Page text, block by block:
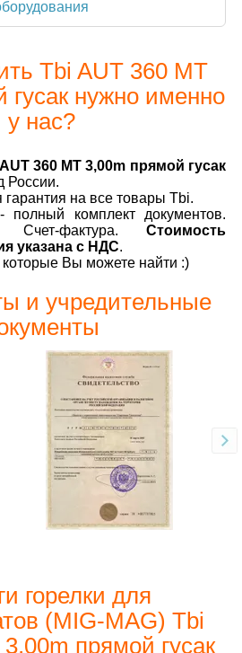
Tbi AUT 360 МТ
гусак нужно именно
у нас?
360 МТ 3,00m прямой гусак
России.
на все товары Tbi.
комплект документов.
фактура. Стоимость
указана с НДС.
Вы можете найти :)
и учредительные
горелки для
(MIG-MAG) Tbi
прямой гусак